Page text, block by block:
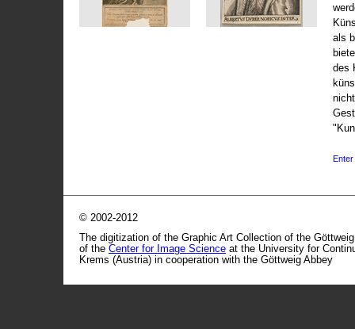
als
des
Enter
© 2002-2012
The digitization of the Graphic Art Collection of the
of the Center for Image Science at the University for
Krems (Austria) in cooperation with the Göttweig Abbey